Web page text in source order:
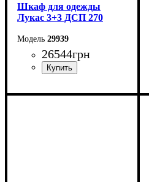
Шкаф для одежды
Лукас 3+3 ДСП 270
29939
26544грн
Ширина: 270 см